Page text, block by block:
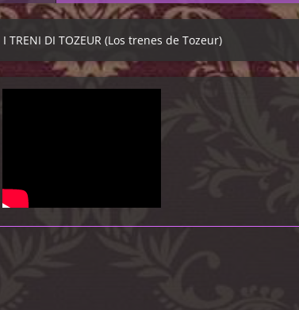
I TRENI DI TOZEUR (Los trenes de Tozeur)